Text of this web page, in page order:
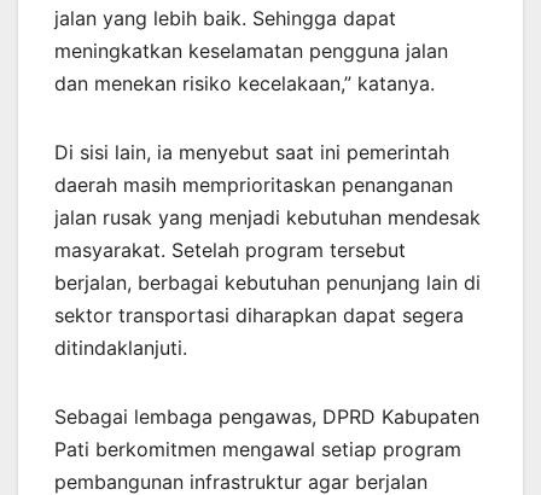
jalan yang lebih baik. Sehingga dapat
meningkatkan keselamatan pengguna jalan
dan menekan risiko kecelakaan,” katanya.
Di sisi lain, ia menyebut saat ini pemerintah
daerah masih memprioritaskan penanganan
jalan rusak yang menjadi kebutuhan mendesak
masyarakat. Setelah program tersebut
berjalan, berbagai kebutuhan penunjang lain di
sektor transportasi diharapkan dapat segera
ditindaklanjuti.
Sebagai lembaga pengawas, DPRD Kabupaten
Pati berkomitmen mengawal setiap program
pembangunan infrastruktur agar berjalan